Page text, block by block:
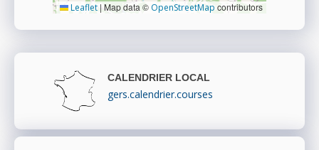
Leaflet | Map data © OpenStreetMap contributors
CALENDRIER LOCAL
gers.calendrier.courses